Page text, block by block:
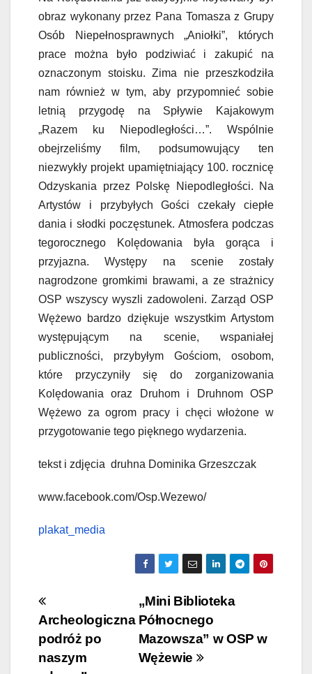
obraz wykonany przez Pana Tomasza z Grupy
Osób Niepełnosprawnych „Aniołki”, których
prace można było podziwiać i zakupić na
oznaczonym stoisku. Zima nie przeszkodziła
nam również w tym, aby przypomnieć sobie
letnią przygodę na Spływie Kajakowym
„Razem ku Niepodległości…”. Wspólnie
obejrzeliśmy film, podsumowujący ten
niezwykły projekt upamiętniający 100. rocznicę
Odzyskania przez Polskę Niepodległości. Na
Artystów i przybyłych Gości czekały ciepłe
dania i słodki poczęstunek. Atmosfera podczas
tegorocznego Kolędowania była gorąca i
przyjazna. Występy na scenie zostały
nagrodzone gromkimi brawami, a ze strażnicy
OSP wszyscy wyszli zadowoleni. Zarząd OSP
Wężewo bardzo dziękuje wszystkim Artystom
występującym na scenie, wspaniałej
publiczności, przybyłym Gościom, osobom,
które przyczyniły się do zorganizowania
Kolędowania oraz Druhom i Druhnom OSP
Wężewo za ogrom pracy i chęci włożone w
przygotowanie tego pięknego wydarzenia.
tekst i zdjęcia druhna Dominika Grzeszczak
www.facebook.com/Osp.Wezewo/
plakat_media
Nawigacja
wpisu
„Mini Biblioteka
Północnego
Mazowsza” w OSP w
Wężewie
Archeologiczna
podróż po
naszym